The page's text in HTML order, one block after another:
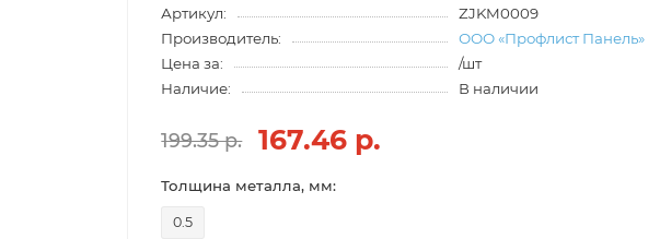
Артикул:
ZJKM0009
Производитель:
ООО «Профлист Панель»
Цена за:
/шт
Наличие:
В наличии
199.35 р. 167.46 р.
Толщина металла, мм:
0.5